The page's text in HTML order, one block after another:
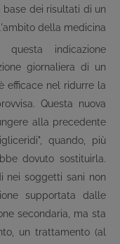
dei risultati di un
della medicina
indicazione
giornaliera di un
efficace nel ridurre la
Questa nuova
alla precedente
quando, più
dovuto sostituirla.
nei soggetti sani non
supportata dalle
secondaria, ma sta
un trattamento (al